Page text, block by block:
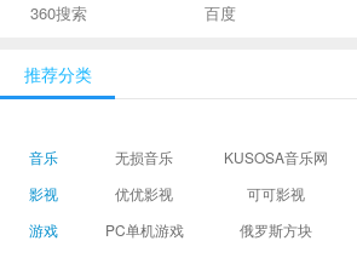
360搜索 百度
推荐分类
音乐 无损音乐 KUSOSA音乐网
影视
优优影视 可可影视
游戏
PC单机游戏 俄罗斯方块